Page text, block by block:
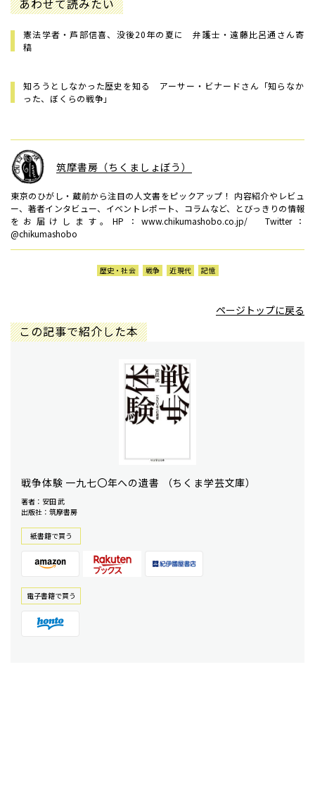
あわせて読みたい
憲法学者・芦部信喜、没後20年の夏に 弁護士・遠藤比呂通さん寄
稿
知ろうとしなかった歴史を知る アーサー・ビナードさん「知らなか
った、ぼくらの戦争」
筑摩書房（ちくましょぼう）
東京のひがし・蔵前から注目の人文書をピックアップ！ 内容紹介やレビュ
ー、著者インタビュー、イベントレポート、コラムなど、とびっきりの情報
をお届けします。HP：www.chikumashobo.co.jp/ Twitter：
@chikumashobo
歴史・社会 戦争 近現代 記憶
ページトップに戻る
この記事で紹介した本
戦争体験 一九七〇年への遺書 （ちくま学芸文庫）
著者：安田 武
出版社：筑摩書房
紙書籍で買う
電⼦書籍で買う